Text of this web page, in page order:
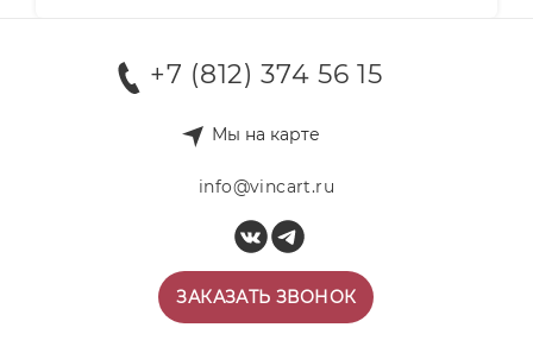
+7 (812) 374 56 15
Мы на карте
info@vincart.ru
ЗАКАЗАТЬ ЗВОНОК